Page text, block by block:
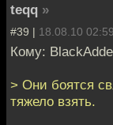
teqq »
#39 | 18.08.10 02:59
Кому:
> Они боятся
тяжело взять.